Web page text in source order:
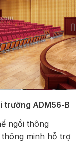
trường ADM56-B
ngồi thông
minh hỗ trợ